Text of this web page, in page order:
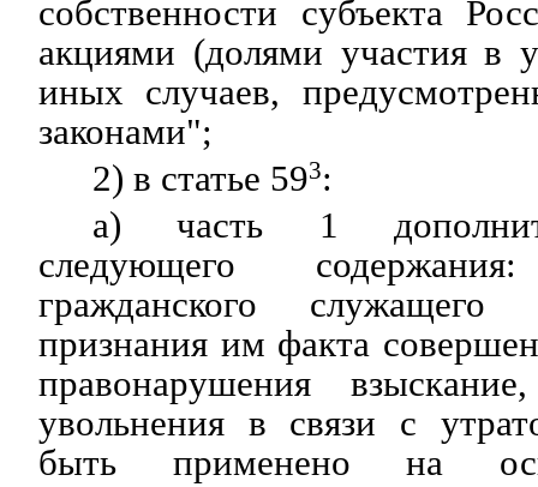
собственности субъекта
акциями (долями участия в
иных случаев,
законами";
2) в статье 593:
а) часть 1
следующего
гражданского
признания им факта
правонарушения
увольнения в связи с
быть применено на